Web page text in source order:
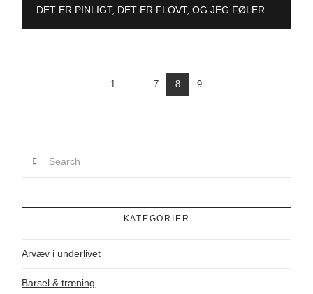
DET ER PINLIGT, DET ER FLOVT, OG JEG FØLER SKAM!
1 7 8 9
KATEGORIER
Arvæv i underlivet
Barsel & træning